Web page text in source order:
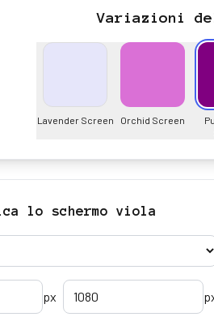
Variazioni
Lavender Screen Orchid Screen
lo schermo viola
px